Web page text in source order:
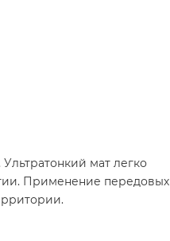
мат легко
Применение передовых